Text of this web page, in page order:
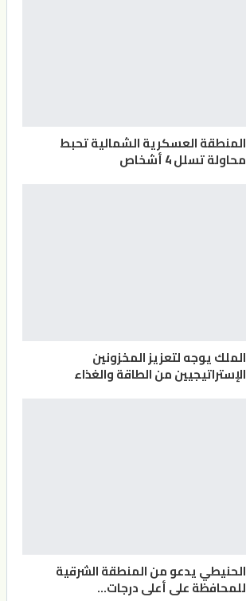
المنطقة العسكرية الشمالية تحبط
محاولة تسلل 4 أشخاص
الملك يوجه لتعزيز المخزونين
الإستراتيجيين من الطاقة والغذاء
الحنيطي يدعو من المنطقة الشرقية
للمحافظة على أعلى درجات…